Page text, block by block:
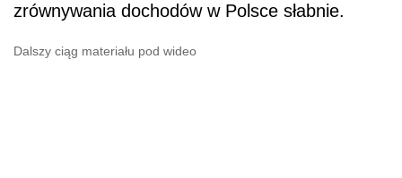
zrównywania dochodów w Polsce słabnie.
Dalszy ciąg materiału pod wideo